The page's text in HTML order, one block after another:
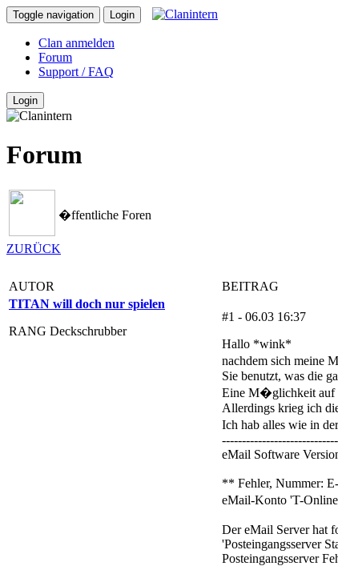
Toggle navigation Login
Clan anmelden
Forum
Support / FAQ
Login
Forum
�ffentliche Foren
ZURÜCK
AUTOR
BEITRAG
TITAN will doch nur spielen
RANG Deckschrubber
#1 - 06.03 16:37
Hallo *wink*
nachdem sich meine
Sie benutzt, was die
Eine M�glichkeit auf
Allerdings krieg ich
Ich hab alles wie in
eMail Software
** Fehler, Nummer:
eMail-Konto 'T-
Der eMail Server hat
'Posteingangsserver
Posteingangsserver